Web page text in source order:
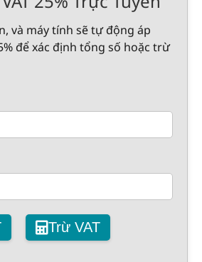
và máy tính sẽ tự động áp
để xác định tổng số hoặc trừ
Trừ VAT